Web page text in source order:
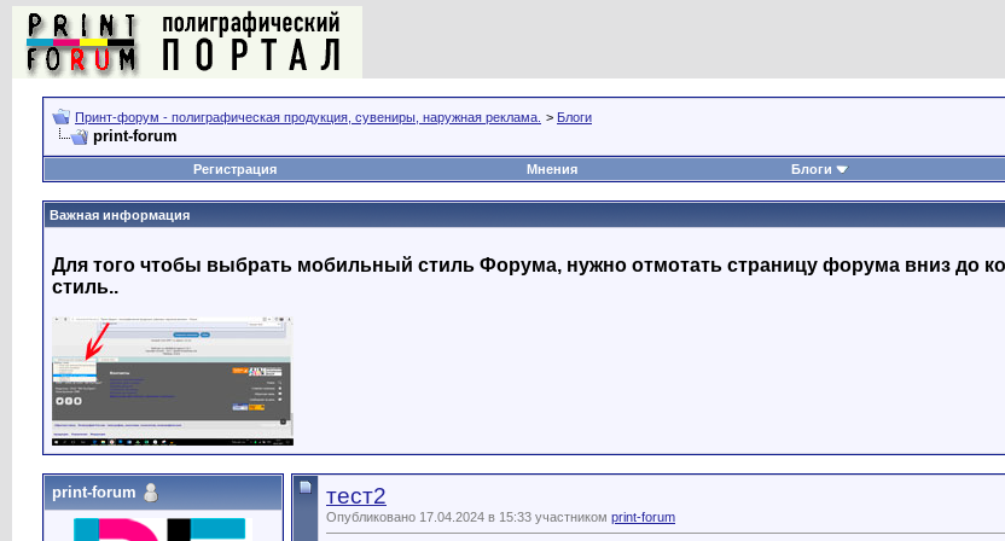
Принт-форум - полиграфическая продукция, сувениры, наружная реклама. > Блоги
print-forum
Регистрация
Мнения Блоги
Важная информация
Для того чтобы выбрать мобильный стиль Форума, нужно отмотать страницу форума вниз до
стиль..
тест2
Опубликовано 17.04.2024 в 15:33 участником print-forum
print-forum